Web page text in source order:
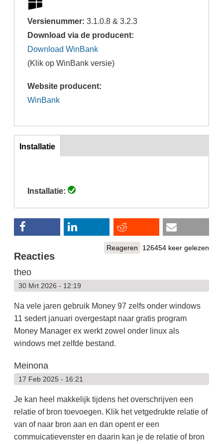
Versienummer:3.1.0.8 & 3.2.3
Download via de producent:
Download WinBank
(Klik op WinBank versie)
Website producent:
WinBank
Inst
Installatie
Installatie:
Reageren 126454 keer gelezen
Reacties
theo
30 Mrt 2026 - 12:19
Na vele jaren gebruik Money 97 zelfs onder windows
11 sedert januari overgestapt naar gratis program
Money Manager ex werkt zowel onder linux als
windows met zelfde bestand.
Meinona
17 Feb 2025 - 16:21
Je kan heel makkelijk tijdens het overschrijven een
relatie of bron toevoegen. Klik het vetgedrukte relatie of
van of naar bron aan en dan opent er een
commuicatievenster en daarin kan je de relatie of bron